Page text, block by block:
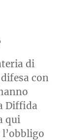
di
con
Diffida
qui